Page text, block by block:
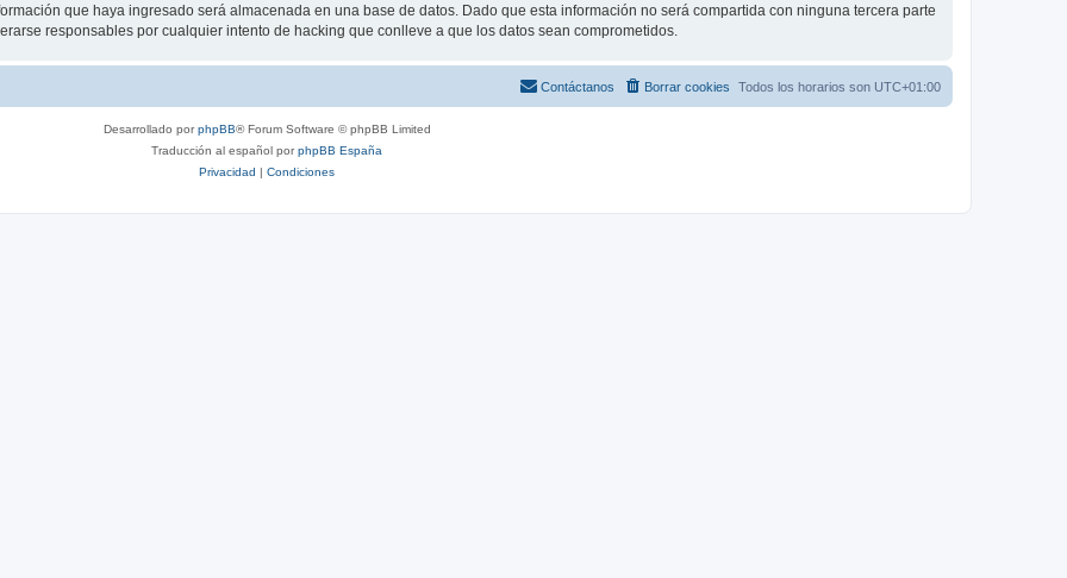
que haya ingresado será almacenada en una base de datos. Dado que esta información no será compartida con ninguna tercera parte
responsables por cualquier intento de hacking que conlleve a que los datos sean comprometidos.
Todos los horarios son UTC+01:00
Borrar cookies
Contáctanos
Desarrollado porphpBB® Forum Software © phpBB Limited
Traducción al español porphpBB España
Privacidad | Condiciones